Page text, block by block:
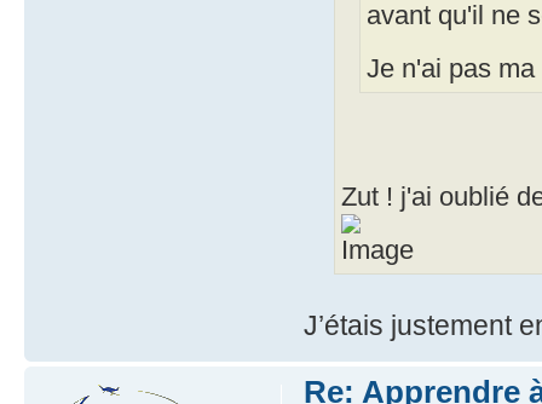
avant qu'il ne
Je n'ai pas
Zut ! j'ai oublié
J’étais justement
Re: Apprendre